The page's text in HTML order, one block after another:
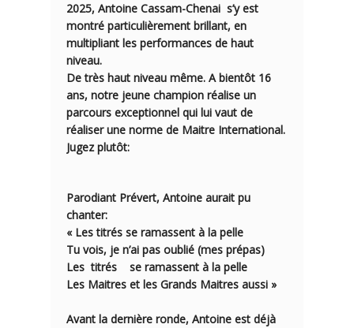
2025, Antoine Cassam-Chenai s’y est
montré particulièrement brillant, en
multipliant les performances de haut
niveau.
De très haut niveau même. A bientôt 16
ans, notre jeune champion réalise un
parcours exceptionnel qui lui vaut de
réaliser une norme de Maitre International.
Jugez plutôt:
Parodiant Prévert, Antoine aurait pu
chanter:
« Les titrés se ramassent à la pelle
Tu vois, je n’ai pas oublié (mes prépas)
Les titrés
se ramassent à la pelle
Les Maitres et les Grands Maitres aussi »
Avant la dernière ronde, Antoine est déjà